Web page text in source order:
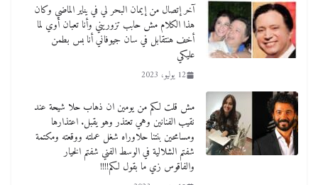
آخر إتصال من إيمان البحر لي في يناير الماضي وكان
هذا الكلام مش حابب تزوريني وأنا تعبان أوي لما
أخف هنتقابل في سان جيوفاني أنا بس بطمن
عليكي
12 يوليو، 2023
مش قلت لكم من يومين ان ذهاب حلا شيحة عند
نقيب الفنانين وهي تعتذر وهو يقبل. اعتذارها
ومسامحين بنتنا حلاوراه شغل عملته ووقعته ومكتمة
شفتم الشلالية في الوسط الفني شفتم الخيار
والفاقوس زي ما بقول لكم!!!!